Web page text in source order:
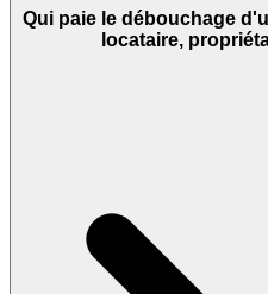
Qui paie le débouchage
locataire,